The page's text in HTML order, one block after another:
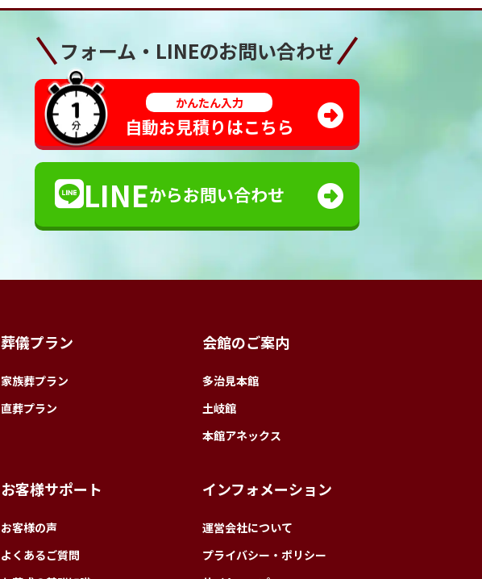
フォーム・LINEのお問い合わせ
かんたん入力
自動お見積りはこちら
LINEからお問い合わせ
葬儀プラン
家族葬プラン
直葬プラン
会館のご案内
多治見本館
土岐館
本館アネックス
お客様サポート
お客様の声
よくあるご質問
インフォメーション
運営会社について
プライバシー・ポリシー